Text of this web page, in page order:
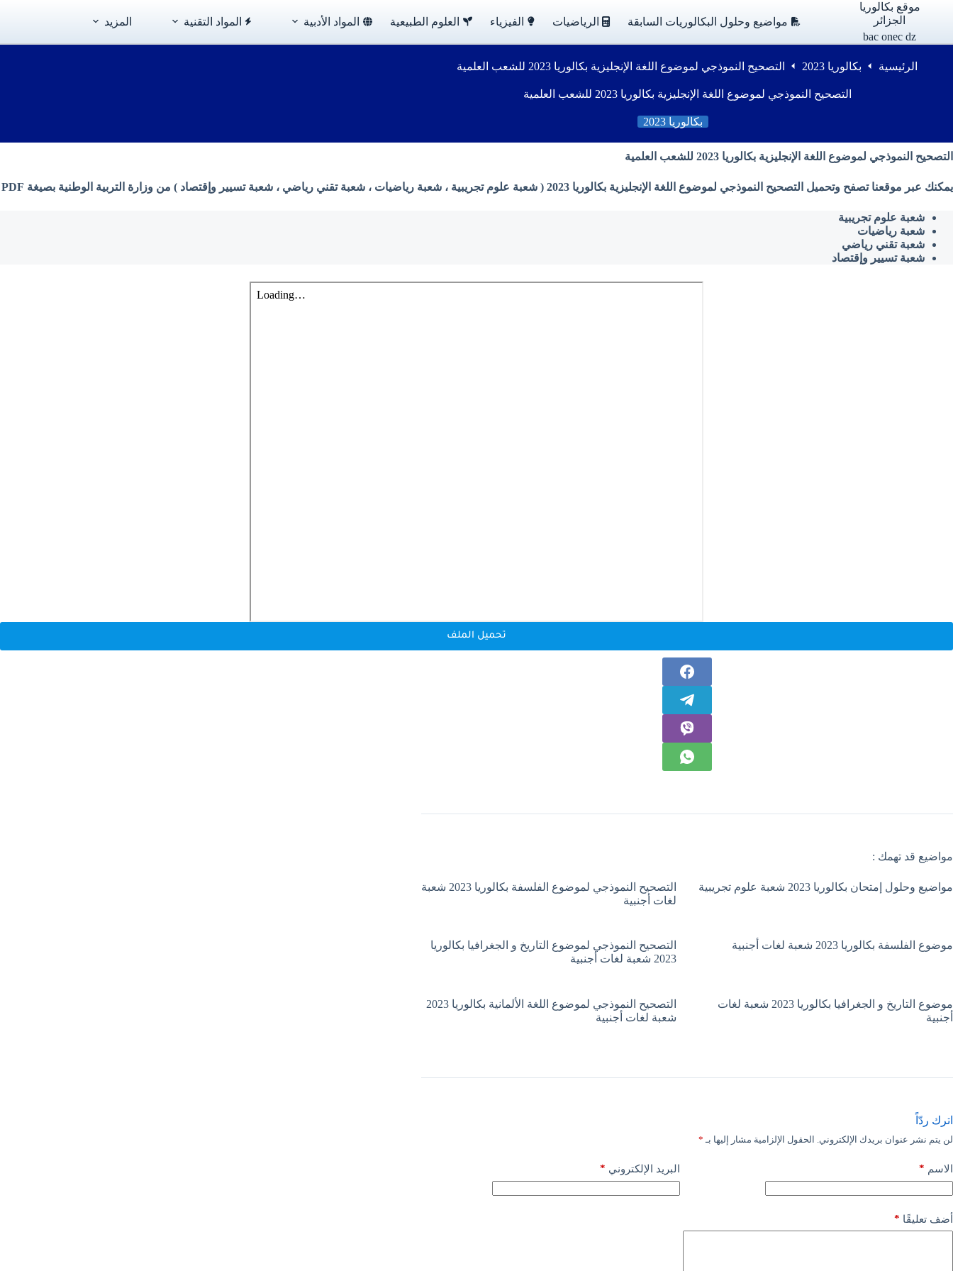
موقع بكالوريا
الجزائر
bac onec dz
مواضيع وحلول البكالوريات السابقة الرياضيات الفيزياء العلوم الطبيعية المواد الأدبية المواد التقنية المزيد
الرئيسية بكالوريا 2023 التصحيح النموذجي لموضوع اللغة الإنجليزية بكالوريا 2023 للشعب العلمية
التصحيح النموذجي لموضوع اللغة الإنجليزية بكالوريا 2023 للشعب العلمية
بكالوريا 2023
التصحيح النموذجي لموضوع اللغة الإنجليزية بكالوريا 2023 للشعب العلمية
يمكنك عبر موقعنا تصفح وتحميل التصحيح النموذجي لموضوع اللغة الإنجليزية بكالوريا 2023 ( شعبة علوم تجريبية ، شعبة رياضيات ، شعبة تقني رياضي ، شعبة تسيير وإقتصاد ) من وزارة التربية الوطنية بصيغة PDF
شعبة علوم تجريبية
شعبة رياضيات
شعبة تقني رياضي
شعبة تسيير وإقتصاد
تحميل الملف
مواضيع قد تهمك :
مواضيع وحلول إمتحان بكالوريا 2023 شعبة علوم تجريبية
التصحيح النموذجي لموضوع الفلسفة بكالوريا 2023 شعبة
لغات أجنبية
موضوع الفلسفة بكالوريا 2023 شعبة لغات أجنبية
التصحيح النموذجي لموضوع التاريخ و الجغرافيا بكالوريا
2023 شعبة لغات أجنبية
موضوع التاريخ و الجغرافيا بكالوريا 2023 شعبة لغات
أجنبية
التصحيح النموذجي لموضوع اللغة الألمانية بكالوريا 2023
شعبة لغات أجنبية
اترك ردّاً
لن يتم نشر عنوان بريدك الإلكتروني. الحقول الإلزامية مشار إليها بـ *
الاسم * البريد الإلكتروني *
أضف تعليقًا *